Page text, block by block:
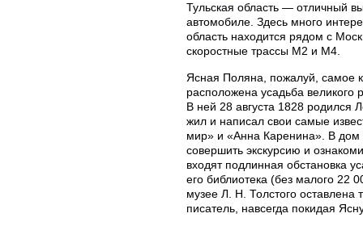
Тульская область — отличный
автомобиле. Здесь много
область находится рядом с
скоростные трассы М2 и М4.
Ясная Поляна, пожалуй, самое
расположена усадьба великого
В ней 28 августа 1828 родился
жил и написал свои самые
мир» и «Анна Каренина». В
совершить экскурсию и
входят подлинная обстановка
его библиотека (без малого 22
музее Л. Н. Толстого оставлена
писатель, навсегда покидая